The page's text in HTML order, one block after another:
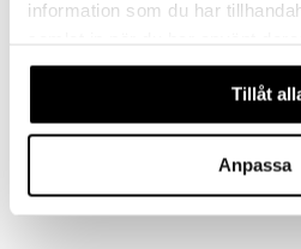
information som du har
våra cookies vid fortsatt
Tillåt
Anpassa
Prada Paradigme - Eau de parfum
fr.865 kr fr.